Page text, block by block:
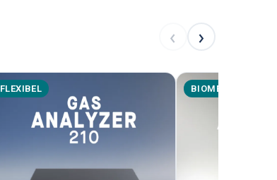
‹ ›
FLEXIBEL BIOMETHAN